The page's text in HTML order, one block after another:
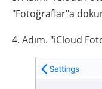
"Fotoğraflar"a
4. Adım. "iCloud